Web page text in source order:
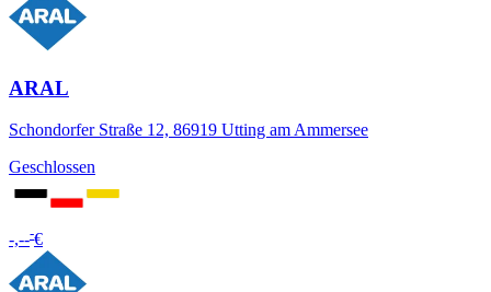
ARAL
Schondorfer Straße 12, 86919 Utting am Ammersee
Geschlossen
-,---€